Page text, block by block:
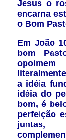
Jesus o
encarna
o Bom
Em João
bom
a idéia
idéia do
bom, é
perfeição
juntas,